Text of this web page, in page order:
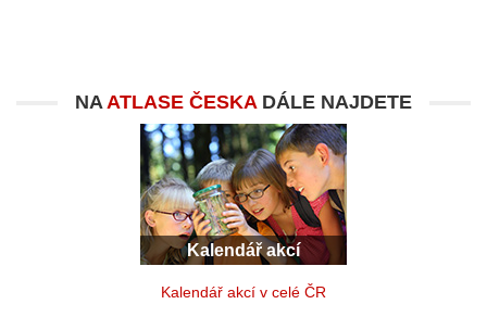
NAATLASE ČESKADÁLE NAJDETE
Kalendář akcí
Kalendář akcí v celé ČR